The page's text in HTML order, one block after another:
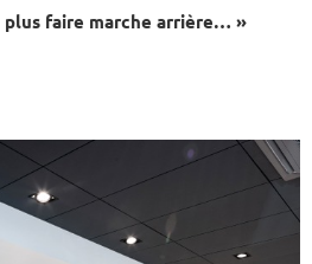
faire marche arrière… »